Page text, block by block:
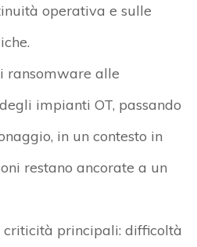
operativa e sulle
.
ransomware alle
impianti OT, passando
, in un contesto in
restano ancorate a un
criticità principali:difficoltà